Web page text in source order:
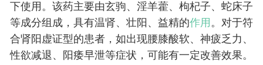
下使用。该药主要由玄驹、淫羊藿、枸杞子、蛇床子
等成分组成，具有温肾、壮阳、益精的作用 。对于符
合肾阳虚证型的患者，如出现腰膝酸软、神疲乏力、
性欲减退、阳痿早泄等症状，可能有一定改善效果。